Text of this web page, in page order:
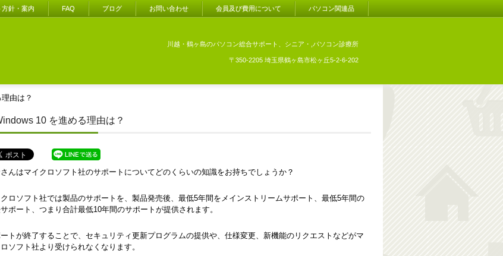
川越・鶴ヶ島のパソコン総合サポート、シニア・,パソコン診療所
〒350-2205 埼玉県鶴ヶ島市松ヶ丘5-2-6-202
方針・案内 FAQ ブログ お問い合わせ 会員及び費用について パソコン関連品
由は？
10 を進める理由は？
んはマイクロソフト社のサポートについてどのくらいの知識をお持ちでしょうか？
ロソフト社では製品のサポートを、製品発売後、最低5年間をメインストリームサポート、最低5年間の
ポート、つまり合計最低10年間のサポートが提供されます。
トが終了することで、セキュリティ更新プログラムの提供や、仕様変更、新機能のリクエストなどがマ
ソフト社より受けられなくなります。